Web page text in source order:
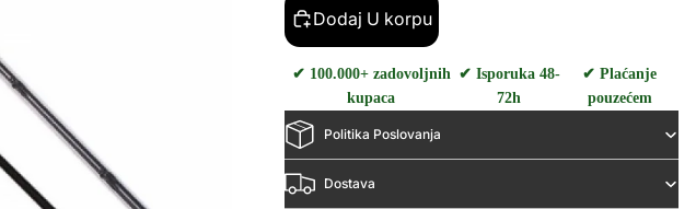
Dodaj U korpu
✔ 100.000+ zadovoljnih
kupaca
✔ Isporuka 48-
72h
✔ Plaćanje
pouzećem
Politika Poslovanja
Dostava